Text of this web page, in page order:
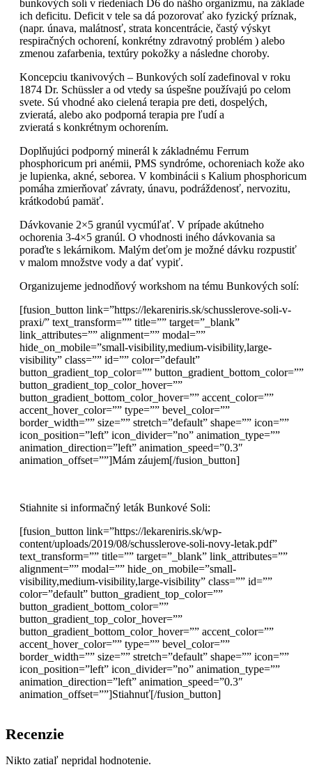
bunkových solí v riedeniach D6 do nášho organizmu, na základe
ich deficitu. Deficit v tele sa dá pozorovať ako fyzický príznak,
(napr. únava, malátnosť, strata koncentrácie, častý výskyt
respiračných ochorení, konkrétny zdravotný problém ) alebo
zmenou zafarbenia, textúry pokožky a následne choroby.
Koncepciu tkanivových – Bunkových solí zadefinoval v roku
1874 Dr. Schüssler a od vtedy sa úspešne používajú po celom
svete. Sú vhodné ako cielená terapia pre deti, dospelých,
zvieratá, alebo ako podporná terapia pre ľudí a
zvieratá s konkrétnym ochorením.
Doplňujúci podporný minerál k základnému Ferrum
phosphoricum pri anémii, PMS syndróme, ochoreniach kože ako
je lupienka, akné, seborea. V kombinácii s Kalium phosphoricum
pomáha zmierňovať závraty, únavu, podráždenosť, nervozitu,
krátkodobú pamäť.
Dávkovanie 2×5 granúl vycmúľať. V prípade akútneho
ochorenia 3-4×5 granúl. O vhodnosti iného dávkovania sa
poraďte s lekárnikom. Malým deťom je možné dávku rozpustiť
v malom množstve vody a dať vypiť.
Organizujeme jednodňový workshom na tému Bunkových solí:
[fusion_button link=”https://lekareniris.sk/schusslerove-soli-v-
praxi/” text_transform=”” title=”” target=”_blank”
link_attributes=”” alignment=”” modal=””
hide_on_mobile=”small-visibility,medium-visibility,large-
visibility” class=”” id=”” color=”default”
button_gradient_top_color=”” button_gradient_bottom_color=””
button_gradient_top_color_hover=””
button_gradient_bottom_color_hover=”” accent_color=””
accent_hover_color=”” type=”” bevel_color=””
border_width=”” size=”” stretch=”default” shape=”” icon=””
icon_position=”left” icon_divider=”no” animation_type=””
animation_direction=”left” animation_speed=”0.3″
animation_offset=””]Mám záujem[/fusion_button]
Stiahnite si informačný leták Bunkové Soli:
[fusion_button link=”https://lekareniris.sk/wp-
content/uploads/2019/08/schusslerove-soli-novy-letak.pdf”
text_transform=”” title=”” target=”_blank” link_attributes=””
alignment=”” modal=”” hide_on_mobile=”small-
visibility,medium-visibility,large-visibility” class=”” id=””
color=”default” button_gradient_top_color=””
button_gradient_bottom_color=””
button_gradient_top_color_hover=””
button_gradient_bottom_color_hover=”” accent_color=””
accent_hover_color=”” type=”” bevel_color=””
border_width=”” size=”” stretch=”default” shape=”” icon=””
icon_position=”left” icon_divider=”no” animation_type=””
animation_direction=”left” animation_speed=”0.3″
animation_offset=””]Stiahnuť[/fusion_button]
Recenzie
Nikto zatiaľ nepridal hodnotenie.